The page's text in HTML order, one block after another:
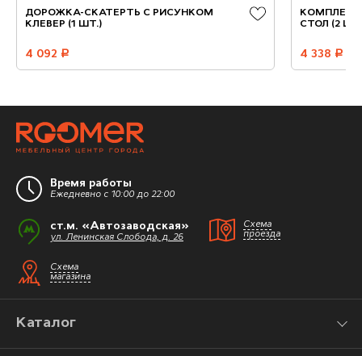
ДОРОЖКА-СКАТЕРТЬ С РИСУНКОМ
КЛЕВЕР (1 ШТ.)
4 092 руб.
КОМПЛЕКТ
СТОЛ (2
4 338 руб.
Время работы
Ежедневно с 10:00 до 22:00
ст.м. «Автозаводская»
ул. Ленинская Слобода, д. 26
Схема
проезда
Схема
магазина
Каталог